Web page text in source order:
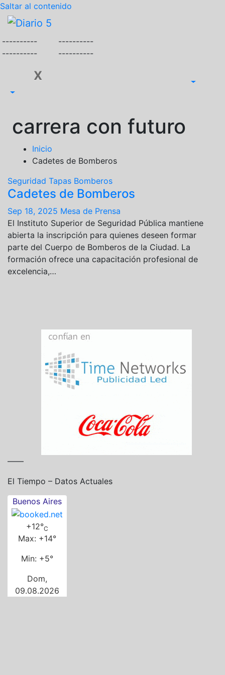
Saltar al contenido
----------
----------
----------
----------
X
carrera con futuro
Inicio
Cadetes de Bomberos
Seguridad Tapas Bomberos
Cadetes de Bomberos
Sep 18, 2025 Mesa de Prensa
El Instituto Superior de Seguridad Pública mantiene
abierta la inscripción para quienes deseen formar
parte del Cuerpo de Bomberos de la Ciudad. La
formación ofrece una capacitación profesional de
excelencia,…
——
El Tiempo – Datos Actuales
Buenos Aires
+12°C
Max: +14°
Min: +5°
Dom,
09.08.2026